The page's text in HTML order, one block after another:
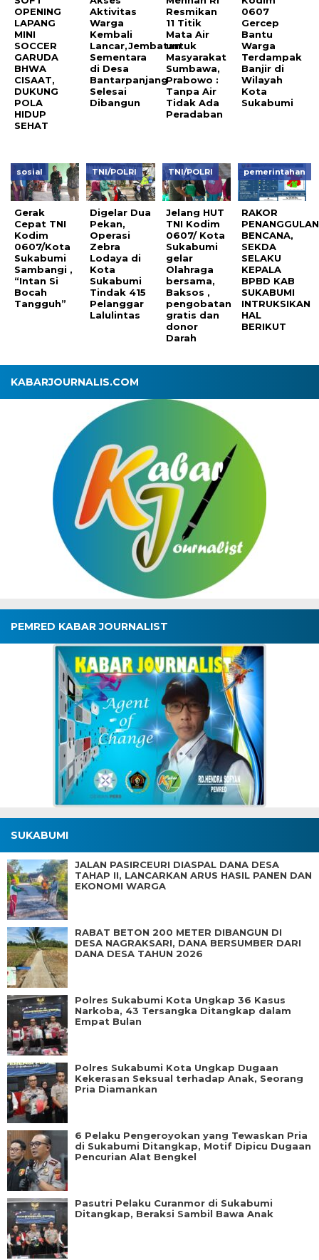
OPENING
LAPANG
MINI
SOCCER
GARUDA
BHWA
CISAAT,
DUKUNG
POLA
HIDUP
SEHAT
Aktivitas
Warga
Kembali
Lancar,Jembatan
Sementara
di Desa
Bantarpanjang
Selesai
Dibangun
Resmikan
11 Titik
Mata Air
untuk
Masyarakat
Sumbawa,
Prabowo :
Tanpa Air
Tidak Ada
Peradaban
0607
Gercep
Bantu
Warga
Terdampak
Banjir di
Wilayah
Kota
Sukabumi
sosial
Gerak
Cepat TNI
Kodim
0607/Kota
Sukabumi
Sambangi ,
“Intan Si
Bocah
Tangguh”
TNI/POLRI
Digelar Dua
Pekan,
Operasi
Zebra
Lodaya di
Kota
Sukabumi
Tindak 415
Pelanggar
Lalulintas
TNI/POLRI
Jelang HUT
TNI Kodim
0607/ Kota
Sukabumi
gelar
Olahraga
bersama,
Baksos ,
pengobatan
gratis dan
donor
Darah
pemerintahan
RAKOR
BENCANA,
SEKDA
SELAKU
KEPALA
BPBD KAB
SUKABUMI
INTRUKSIKAN
HAL
BERIKUT
KABARJOURNALIS.COM
PEMRED KABAR JOURNALIST
SUKABUMI
JALAN PASIRCEURI DIASPAL DANA DESA
TAHAP II, LANCARKAN ARUS HASIL PANEN DAN
EKONOMI WARGA
RABAT BETON 200 METER DIBANGUN DI
DESA NAGRAKSARI, DANA BERSUMBER DARI
DANA DESA TAHUN 2026
Polres Sukabumi Kota Ungkap 36 Kasus
Narkoba, 43 Tersangka Ditangkap dalam
Empat Bulan
Polres Sukabumi Kota Ungkap Dugaan
Kekerasan Seksual terhadap Anak, Seorang
Pria Diamankan
6 Pelaku Pengeroyokan yang Tewaskan Pria
di Sukabumi Ditangkap, Motif Dipicu Dugaan
Pencurian Alat Bengkel
Pasutri Pelaku Curanmor di Sukabumi
Ditangkap, Beraksi Sambil Bawa Anak